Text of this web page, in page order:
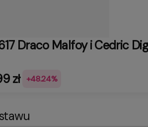
Draco Malfoy i Cedric
zł +48.24%